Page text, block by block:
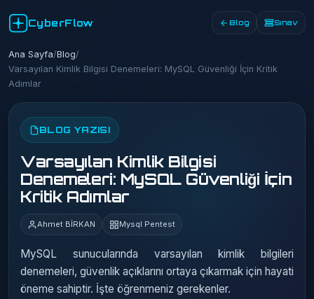
CyberFlow Blog Sınav
Ana Sayfa/Blog/
Varsayılan Kimlik Bilgisi Denemeleri: MySQL Güvenliği İçin Kritik
Adımlar
BLOG YAZISI
Varsayılan Kimlik Bilgisi
Denemeleri: MySQL Güvenliği İçin
Kritik Adımlar
Ahmet BİRKAN Mysql Pentest
MySQL sunucularında varsayılan kimlik bilgileri
denemeleri, güvenlik açıklarını ortaya çıkarmak için hayati
öneme sahiptir. İşte öğrenmeniz gerekenler.